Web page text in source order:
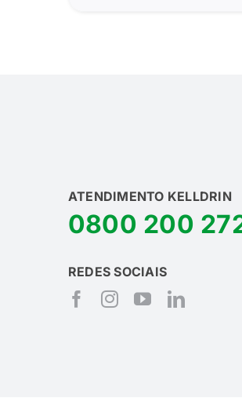
ATENDIMENTO KELLDRIN
0800 200
REDES SOCIAIS